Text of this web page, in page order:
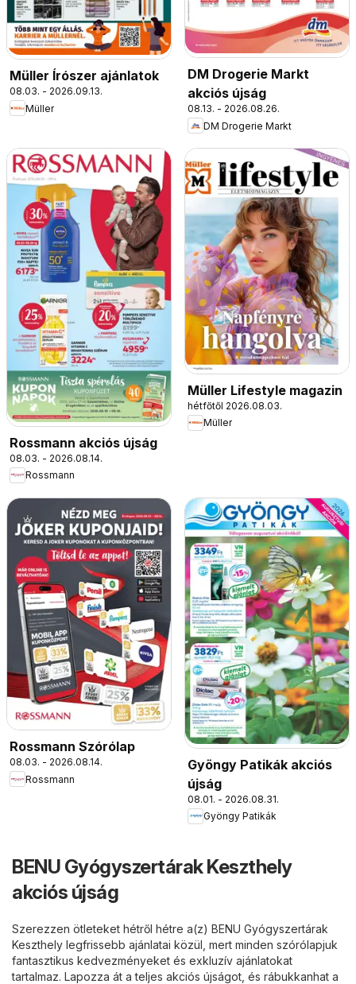
Müller Írószer ajánlatok
08.03. - 2026.09.13.
Müller
DM Drogerie Markt
akciós újság
08.13. - 2026.08.26.
DM Drogerie Markt
Rossmann akciós újság
08.03. - 2026.08.14.
Rossmann
Müller Lifestyle magazin
hétfőtől 2026.08.03.
Müller
Rossmann Szórólap
08.03. - 2026.08.14.
Rossmann
Gyöngy Patikák akciós
újság
08.01. - 2026.08.31.
Gyöngy Patikák
BENU Gyógyszertárak Keszthely
akciós újság
Szerezzen ötleteket hétről hétre a(z) BENU Gyógyszertárak
Keszthely legfrissebb ajánlatai közül, mert minden szórólapjuk
fantasztikus kedvezményeket és exkluzív ajánlatokat
tartalmaz. Lapozza át a teljes akciós újságot, és rábukkanhat a